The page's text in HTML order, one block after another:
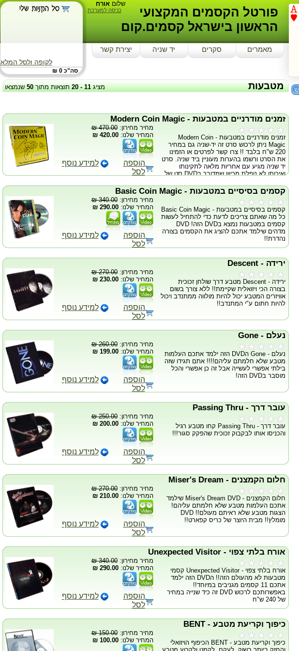
לקופה ולסל המלא
סה"כ 0 ₪
שלוםאורח
כניסה למערכת
פורטל הקסמים המקצועי
הראשון בישראל קסמים.קום
מאמרים סקרים יד שניה יצירת קשר
מציג11
-
20 תוצאות מתוך50שנמצאו מטבעות
זמנים מודרניים במטבעות - Modern Coin Magic
זמנים מודרניים במטבעות - Modern Coin
Magic ניתן לרכוש סרט זה יד-שניה גם במחיר
220 ש"ח בלבד !! צרו קשר לפרטים או הזמינו
את הסרט ורשמו בהערות מעוניין ביד שניה. סרט
יד שניה מגיע עם אחריות מלאה לתקינותו
ואיכותו לא נופלת מכיוון שמדובר בDVD סט של
הDVD מלמד מלא העלמות והצגות של
מטבעות! פשוט חובה אצל כל קוסם!
מחיר מחירון:470.00 ₪
המחיר שלנו:420.00 ₪
הוספה
לסל
למידע נוסף
קסמים בסיסיים במטבעות - Basic Coin Magic
קסמים בסיסיים במטבעות - Basic Coin Magic
כל מה שאתם צריכים לדעת כדי להתחיל לעשות
קסמים במטבעות נמצא בDVD הזה! DVD
מדהים שילמד אתכם להציג את הקסמים בצורה
נהדרת!!
מחיר מחירון:340.00 ₪
המחיר שלנו:290.00 ₪
הוספה
לסל
למידע נוסף
ירידה - Descent
ירידה - Descent מטבע דרך שולחן זכוכית
בצורה הכי ויזואלית שקיימת!! ללא צורך בשום
אוויזרים המטבע יכול להיות מולווה ממתנדב ויכול
להיות חתום ע"י המתנדב!!
מחיר מחירון:270.00 ₪
המחיר שלנו:230.00 ₪
הוספה
לסל
למידע נוסף
נעלם - Gone
נעלם - Gone הDVD הזה ילמד אתכם העלמות
מטבע שלא חלמתם עליהם!!!! אתם תגידו שזה
בילתי אפשרי לעשייה אבל זה כן אפשרי והכל
מוסבר בDVD הזה!
מחיר מחירון:260.00 ₪
המחיר שלנו:199.00 ₪
הוספה
לסל
למידע נוסף
עובר דרך - Passing Thru
עובר דרך - Passing Thru קחו מטבע רגיל
והכניסו אותו לבקבוק זכוכית שהפקק סגור!!!
מחיר מחירון:250.00 ₪
המחיר שלנו:200.00 ₪
הוספה
לסל
למידע נוסף
חלום הקמצנים - Miser's Dream
חלום הקמצנים - Miser's Dream DVD שילמד
אתכם העלמות מטבע שלא חלמתם עליהם!
הצגות מטבע שלא ראיתם מעולם!! DVD
מומלץ!! מבית היוצר של כריס קפארט!!
מחיר מחירון:270.00 ₪
המחיר שלנו:210.00 ₪
הוספה
לסל
למידע נוסף
אורח בלתי צפוי - Unexpected Visitor
אורח בלתי צפוי - Unexpected Visitor קסמי
מטבעות לא מהעולם הזה!! הDVD הזה ילמד
אתכם 11 קסמים מגניבים במיוחד!!
באפשרותכם לרכוש DVD זה כיד שנייה במחיר
של 240 ש"ח
מחיר מחירון:340.00 ₪
המחיר שלנו:290.00 ₪
הוספה
לסל
למידע נוסף
כיפוך וקריעת מטבע - BENT
כיפוך וקריעת מטבע - BENT הכיפוף הויזואלי
מחיר מחירון:150.00 ₪
המחיר שלנו:100.00 ₪